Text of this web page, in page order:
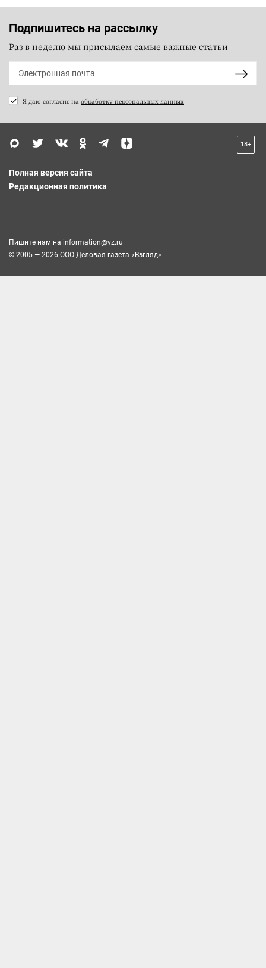
Подпишитесь на рассылку
Раз в неделю мы присылаем самые важные статьи
Я даю согласие на обработку персональных данных
18+
Полная версия сайта
Редакционная политика
Пишите нам на information@vz.ru
© 2005 — 2026 ООО Деловая газета «Взгляд»